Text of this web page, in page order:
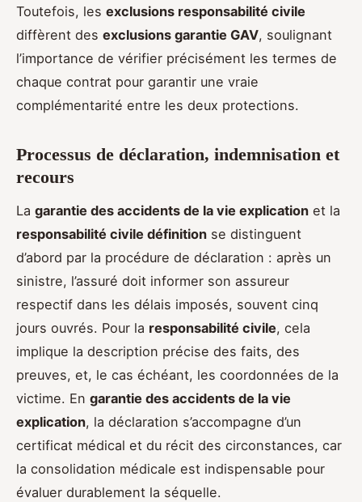
Toutefois, les exclusions responsabilité civile
diffèrent des exclusions garantie GAV, soulignant
l’importance de vérifier précisément les termes de
chaque contrat pour garantir une vraie
complémentarité entre les deux protections.
Processus de déclaration, indemnisation et
recours
La garantie des accidents de la vie explication et la
responsabilité civile définition se distinguent
d’abord par la procédure de déclaration : après un
sinistre, l’assuré doit informer son assureur
respectif dans les délais imposés, souvent cinq
jours ouvrés. Pour la responsabilité civile, cela
implique la description précise des faits, des
preuves, et, le cas échéant, les coordonnées de la
victime. En garantie des accidents de la vie
explication, la déclaration s’accompagne d’un
certificat médical et du récit des circonstances, car
la consolidation médicale est indispensable pour
évaluer durablement la séquelle.